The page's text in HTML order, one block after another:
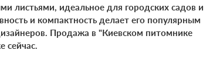
листьями, идеальное для городских садов и
и компактность делает его популярным
Продажа в "Киевском питомнике
сейчас.